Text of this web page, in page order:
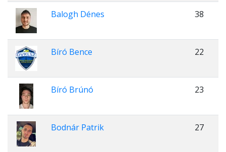
Balogh Dénes 38
Bíró Bence 22
Bíró Brúnó 23
Bodnár Patrik 27